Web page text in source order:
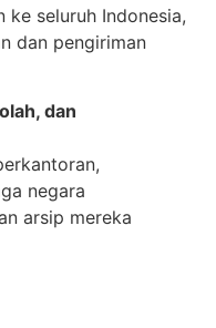
ke seluruh Indonesia,
dan pengiriman
dan
negara
arsip mereka